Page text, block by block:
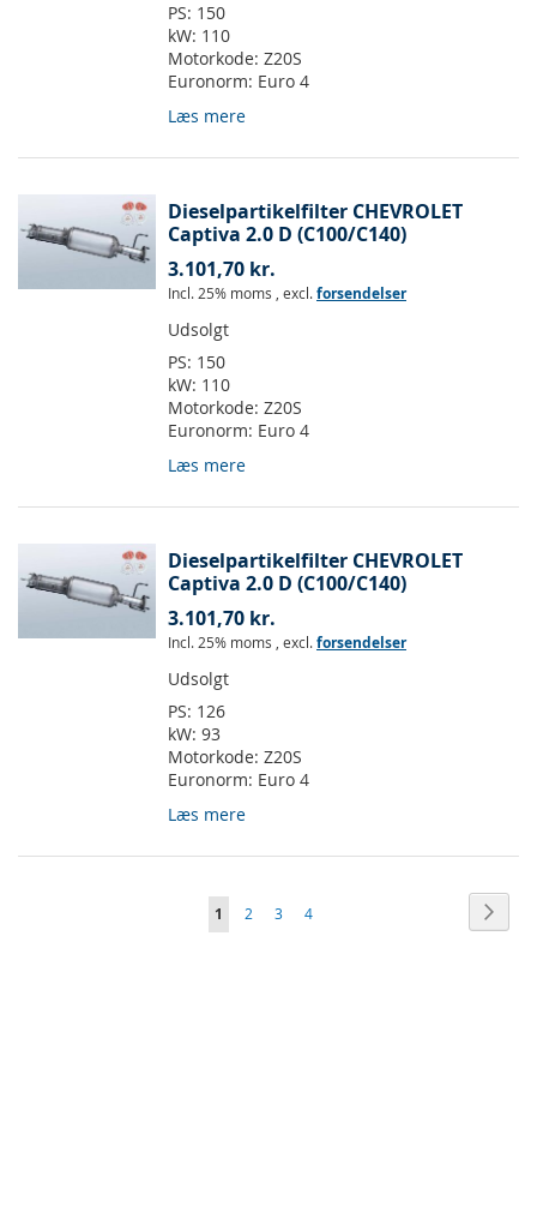
PS: 150
kW: 110
Motorkode: Z20S
Euronorm: Euro 4
Læs mere
Dieselpartikelfilter CHEVROLET
Captiva 2.0 D (C100/C140)
3.101,70 kr.
Incl. 25% moms , excl.forsendelser
Udsolgt
PS: 150
kW: 110
Motorkode: Z20S
Euronorm: Euro 4
Læs mere
Dieselpartikelfilter CHEVROLET
Captiva 2.0 D (C100/C140)
3.101,70 kr.
Incl. 25% moms , excl.forsendelser
Udsolgt
PS: 126
kW: 93
Motorkode: Z20S
Euronorm: Euro 4
Læs mere
Side
Du
1 Side
2 Side
3 Side
4